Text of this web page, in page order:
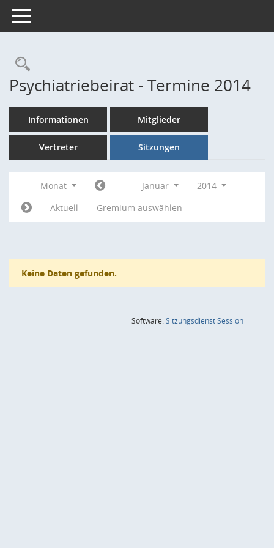
Toggle navigation
Rechercheauswahl
Psychiatriebeirat - Termine 2014
Informationen Mitglieder
Vertreter Sitzungen
Monat Januar
2014
Aktuell
Gremium auswählen
Keine Daten gefunden.
Software:SitzungsdienstSession(Wird in